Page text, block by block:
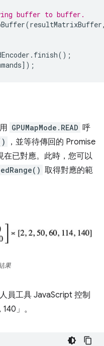
buffer to buffer.
(resultMatrixBuffer
. finish();
]);
GPUMapMode.READ 呼
，並等待傳回的 Promise
在已對應。此時，您可以
取得對應的範
果
員工具 JavaScript 控制
」。